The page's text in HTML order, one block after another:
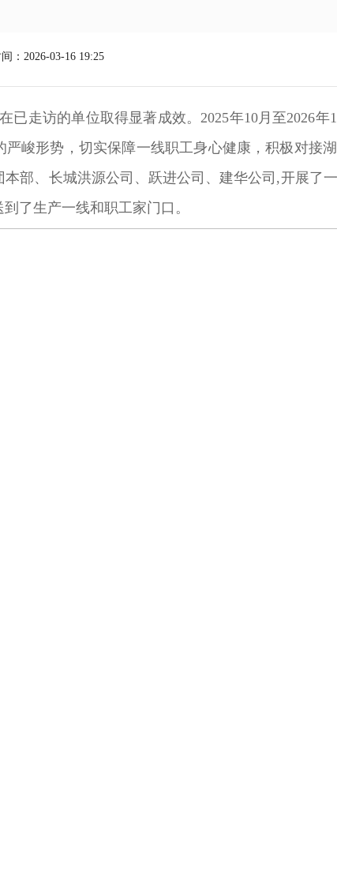
：2026-03-16 19:25
走访的单位取得显著成效。2025年10月至2026年
峻形势，切实保障一线职工身心健康，积极对接
部、长城洪源公司、跃进公司、建华公司,开展了
了生产一线和职工家门口。